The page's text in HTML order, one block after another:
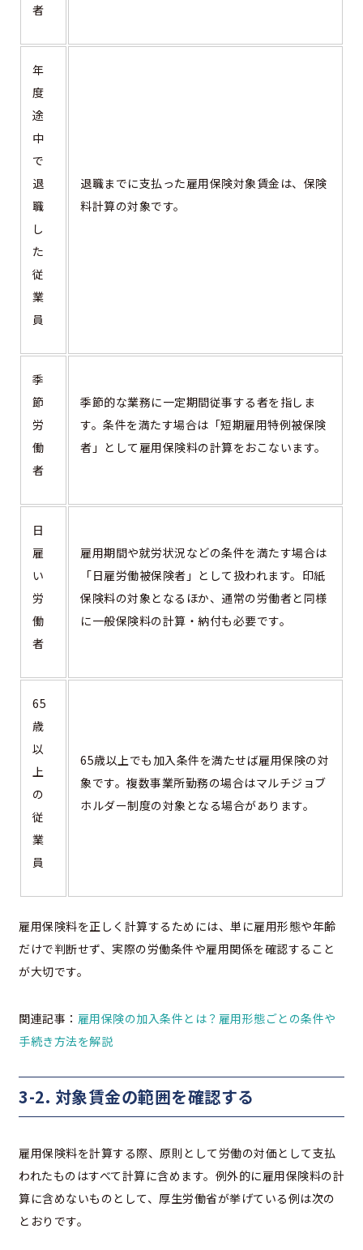
者
年
度
途
中
で
退
職
し
た
従
業
員
退職までに支払った雇用保険対象賃金は、保険
料計算の対象です。
季
節
労
働
者
季節的な業務に一定期間従事する者を指しま
す。条件を満たす場合は「短期雇用特例被保険
者」として雇用保険料の計算をおこないます。
日
雇
い
労
働
者
雇用期間や就労状況などの条件を満たす場合は
「日雇労働被保険者」として扱われます。印紙
保険料の対象となるほか、通常の労働者と同様
に一般保険料の計算・納付も必要です。
65
歳
以
上
の
従
業
員
65歳以上でも加入条件を満たせば雇用保険の対
象です。複数事業所勤務の場合はマルチジョブ
ホルダー制度の対象となる場合があります。
雇用保険料を正しく計算するためには、単に雇用形態や年齢
だけで判断せず、実際の労働条件や雇用関係を確認すること
が大切です。
関連記事： 雇用保険の加入条件とは？雇用形態ごとの条件や
手続き方法を解説
3-2. 対象賃金の範囲を確認する
雇用保険料を計算する際、原則として労働の対価として支払
われたものはすべて計算に含めます。例外的に雇用保険料の計
算に含めないものとして、厚生労働省が挙げている例は次の
とおりです。